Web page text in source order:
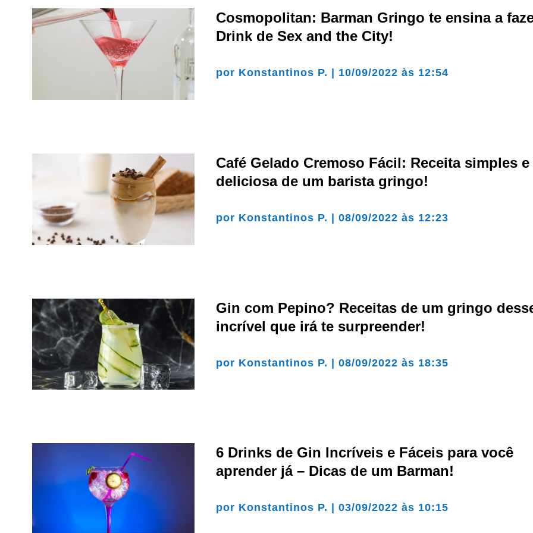
Cosmopolitan: Barman Gringo te ensina a
Drink de Sex and the City!
por Konstantinos P. 10/09/2022 às 12:54
Café Gelado Cremoso Fácil: Receita simples e
deliciosa de um barista gringo!
por Konstantinos P. |08/09/2022 às 12:23
Gin com Pepino? Receitas de um gringo
incrível que irá te surpreender!
por Konstantinos P. |08/09/2022 às 18:35
6 Drinks de Gin Incríveis e Fáceis para você
aprender já – Dicas de um Barman!
por Konstantinos P. |03/09/2022 às 10:15